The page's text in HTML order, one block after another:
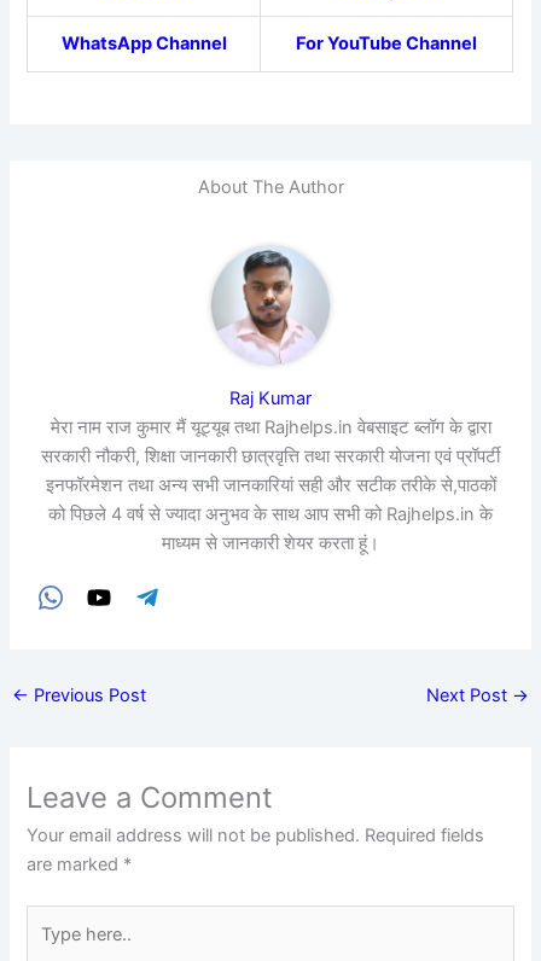
WhatsApp Channel For YouTube Channel
About The Author
Raj Kumar
मेरा नाम राज कुमार मैं यूट्यूब तथा Rajhelps.in वेबसाइट ब्लॉग के द्वारा
सरकारी नौकरी, शिक्षा जानकारी छात्रवृत्ति तथा सरकारी योजना एवं प्रॉपर्टी
इनफॉरमेशन तथा अन्य सभी जानकारियां सही और सटीक तरीके से,पाठकों
को पिछले 4 वर्ष से ज्यादा अनुभव के साथ आप सभी को Rajhelps.in के
माध्यम से जानकारी शेयर करता हूं।
← Previous Post Next Post →
Leave a Comment
Your email address will not be published. Required fields
are marked *
here..